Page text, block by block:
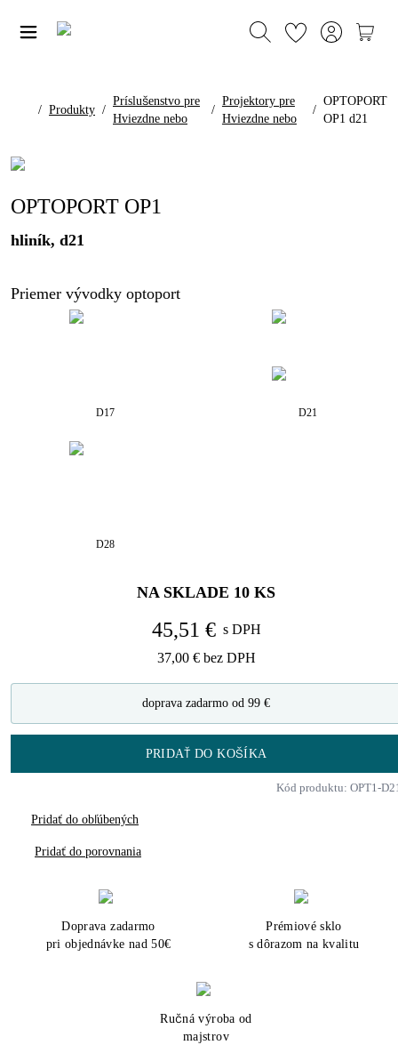
/ Produkty /
Príslušenstvo pre
Hviezdne nebo
/
Projektory pre
Hviezdne nebo
/
OPTOPORT
OP1 d21
OPTOPORT OP1
hliník, d21
Priemer vývodky optoport
D17 D21
D28
NA SKLADE 10 KS
45,51 € s DPH
37,00 € bez DPH
doprava zadarmo od 99 €
PRIDAŤ DO KOŠÍKA
Kód produktu: OPT1-
Pridať do obľúbených
Pridať do porovnania
Doprava zadarmo
pri objednávke nad 50€
Prémiové sklo
s dôrazom na kvalitu
Ručná výroba od
majstrov